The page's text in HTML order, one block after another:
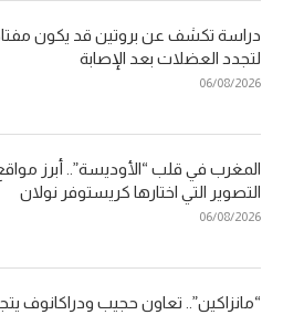
دراسة تكشف عن بروتين قد يكون
لتجدد العضلات بعد الإصابة
06/08/2026
المغرب في قلب “الأوديسة”.. أبرز
التصوير التي اختارها كريستوفر نولان
06/08/2026
“مانزاكين”.. تعاون حجيب ودراكانوف